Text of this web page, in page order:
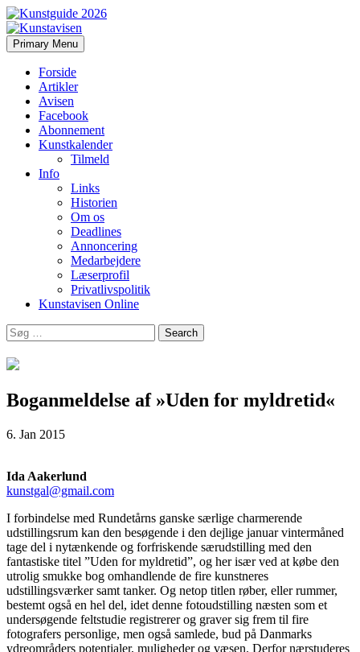
Kunstavisen
Search
Primary Menu Skip
to
Forside
Artikler
Avisen
Facebook
Abonnement
Kunstkalender
Tilmeld
Info
Links
Historien
Om os
Deadlines
Annoncering
Medarbejdere
Læserprofil
Privatlivspolitik
Kunstavisen Online
Search
for:
Boganmeldelse af »Uden for myldretid«
6. Jan 2015
Ida Aakerlund
kunstgal@gmail.com
I forbindelse med Rundetårns ganske særlige charmerende
udstillingsrum kan den besøgende i den dejlige januar vintermåned
tage del i nytænkende og forfriskende særudstilling med den
fantastiske titel ”Uden for myldretid”, og her især ved at købe den
utrolig smukke bog omhandlende de fire kunstneres
udstillingsværker samt tanker. Og netop titlen røber, eller rummer,
bestemt også en hel del, idet denne fotoudstilling næsten som et
undersøgende feltstudie registrerer og graver sig frem til fire
fotografers personlige, men også samlede, bud på Danmarks
ydreområders potentialer, muligheder og væsen. Derfor nærstuderes